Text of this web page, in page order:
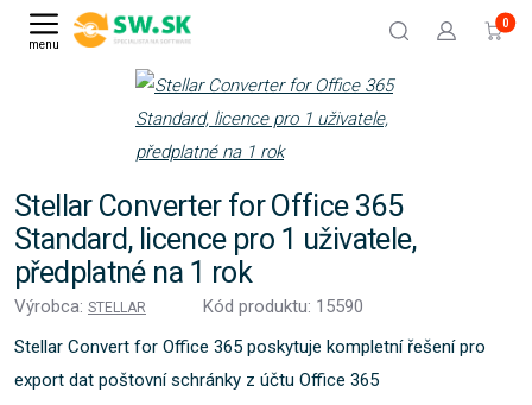
menu
0
Stellar Converter for Office 365
Standard, licence pro 1 uživatele,
předplatné na 1 rok
Výrobca: STELLAR
Kód produktu: 15590
Stellar Convert for Office 365 poskytuje kompletní řešení pro
export dat poštovní schránky z účtu Office 365